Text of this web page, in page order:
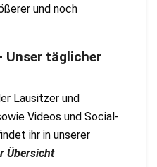
und noch
Unser täglicher
Lausitzer und
Videos und Social-
ihr in unserer
Übersicht